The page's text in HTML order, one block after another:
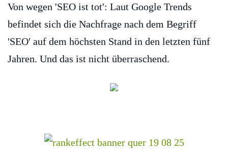
Von wegen 'SEO ist tot': Laut Google Trends
befindet sich die Nachfrage nach dem Begriff
'SEO' auf dem höchsten Stand in den letzten fünf
Jahren. Und das ist nicht überraschend.